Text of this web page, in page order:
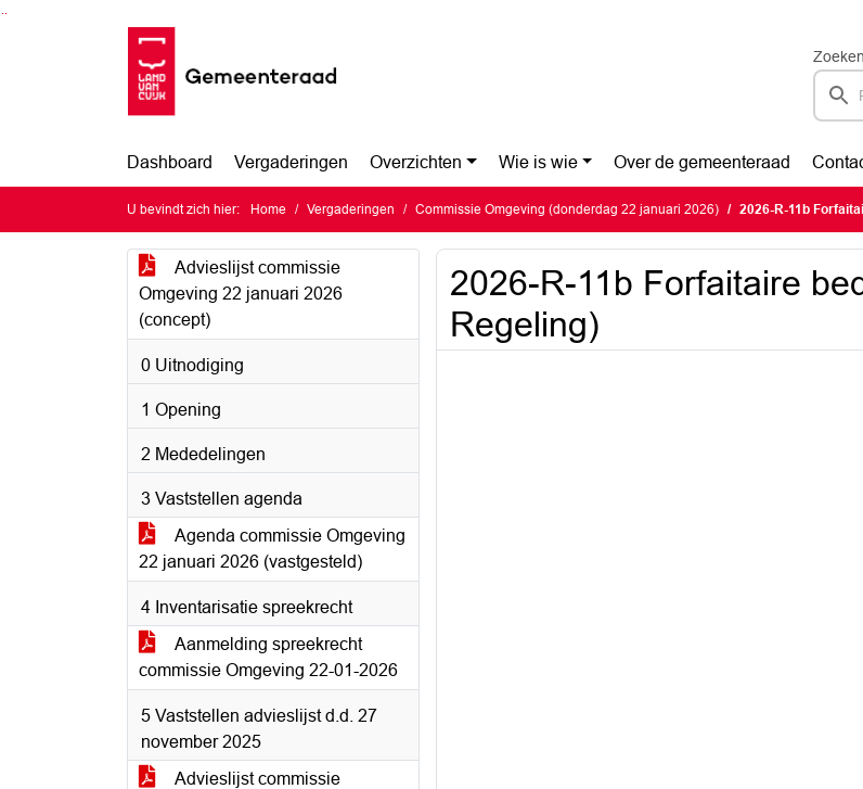
Ga naar de inhoud van deze pagina
Ga naar het zoeken
Ga naar het menu
Zoeken
Dashboard Vergaderingen Overzichten Wie is wie Over de gemeenteraad
U bevindt zich hier: Home Vergaderingen Commissie Omgeving (donderdag 22 januari 2026) 2026-R-11b
Advieslijst commissie
Omgeving 22 januari 2026
(concept)
0 Uitnodiging
1 Opening
2 Mededelingen
3 Vaststellen agenda
Agenda commissie Omgeving
22 januari 2026 (vastgesteld)
4 Inventarisatie spreekrecht
Aanmelding spreekrecht
commissie Omgeving 22-01-2026
5 Vaststellen advieslijst d.d. 27
november 2025
Advieslijst commissie
2026-R-11b Forfaitaire
Regeling)